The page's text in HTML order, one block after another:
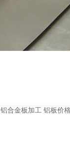
铝合金板加工 铝板价